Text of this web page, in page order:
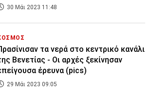
30 Μάι 2023 11:48
τα νερά στο κεντρικό κανάλι
Βενετίας - Οι αρχές ξεκίνησαν
έρευνα (pics)
29 Μάι 2023 09:05